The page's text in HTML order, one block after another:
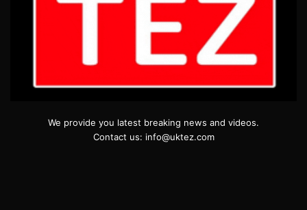
We provide you latest breaking news and videos.
Contact us: info@uktez.com